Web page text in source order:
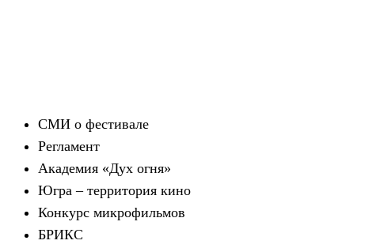
СМИ о фестивале
Регламент
Академия «Дух огня»
Югра – территория кино
Конкурс микрофильмов
БРИКС